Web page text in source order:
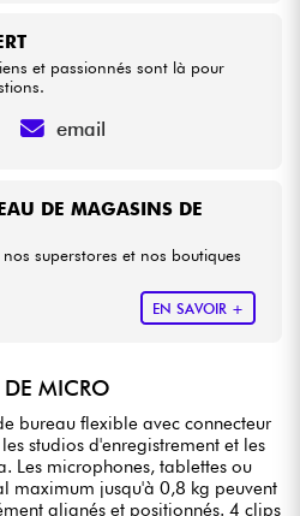
DE MAGASINS DE
superstores et nos boutiques
EN SAVOIR +
et passionnés sont là pour
email
DE MICRO
bureau flexible avec connecteur
studios d'enregistrement et les
Les microphones, tablettes ou
maximum jusqu'à 0,8 kg peuvent
alignés et positionnés. 4 clips